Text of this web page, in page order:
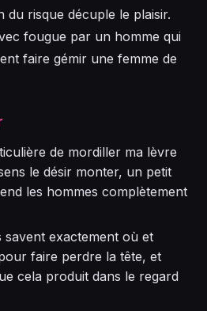
du risque décuple le plaisir.
fougue par un homme qui
faire gémir une femme de
de mordiller ma lèvre
le désir monter, un petit
les hommes complètement
savent exactement où et
faire perdre la tête, et
cela produit dans le regard